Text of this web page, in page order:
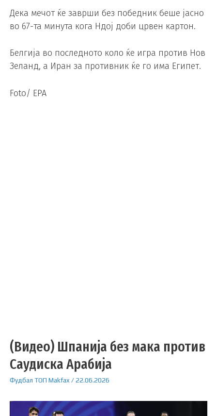
Дека мечот ќе заврши без победник беше јасно
во 67-та минута кога Ндој доби црвен картон.
Белгија во последното коло ќе игра против Нов
Зеланд, а Иран за противник ќе го има Египет.
Foto/ EPA
(Видео) Шпанија без мака против
Саудиска Арабија
Фудбал ТОП Makfax /22.06.2026